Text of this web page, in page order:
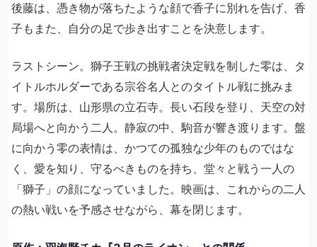
後藤は、憑き物が落ちたような顔で香子に別れを告げ、香
子もまた、自分の足で歩き出すことを決意します。
ラストシーン。獅子王戦の挑戦者決定戦を制した零は、タ
イトルホルダーである宗谷名人とのタイトル戦に挑みま
す。場所は、山形県の立石寺。長い石段を登り、天空の対
局場へと向かう二人。静寂の中、駒音が響き渡ります。盤
に向かう零の表情は、かつての孤独な少年のものではな
く、愛を知り、守るべきものを持ち、堂々と戦う一人の
「獅子」の顔になっていました。映画は、これからの二人
の熱い戦いを予感させながら、幕を閉じます。